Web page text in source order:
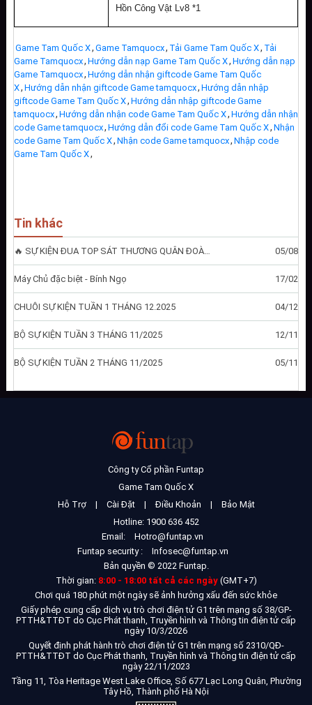
Hồn Công Vật Lv8 *1
Game Tam Quốc X, Game Tamquocx, Tải Game Tam Quốc X, Tải
Game Tamquocx, Hướng dẫn nạp Game Tam Quốc X, Hướng dẫn nạp
Game Tamquocx, Hướng dẫn nhận giftcode Game Tam Quốc
X, Hướng dẫn nhận giftcode Game tamquocx, Hướng dẫn nhập
giftcode Game Tam Quốc X, Hướng dẫn nhập giftcode Game
tamquocx, Hướng dẫn nhận code Game Tam Quốc X, Hướng dẫn nhận
code Game tamquocx, Hướng dẫn đổi code Game Tam Quốc X, Nhận
code Game Tam Quốc X, Nhận code Game tamquocx, Nhập code
Game Tam Quốc X,
Tin khác
🔥 SỰ KIỆN ĐUA TOP SÁT THƯƠNG QUÂN ĐOÀN 6/8 — TAM QUỐC X 🔥 05/08
Máy Chủ đặc biệt - Bính Ngọ 17/02
CHUỖI SỰ KIỆN TUẦN 1 THÁNG 12.2025 04/12
BỘ SỰ KIỆN TUẦN 3 THÁNG 11/2025 12/11
BỘ SỰ KIỆN TUẦN 2 THÁNG 11/2025 05/11
Công ty Cổ phần Funtap
Game Tam Quốc X
Hỗ Trợ
| Cài Đặt | Điều Khoản |
Bảo Mật
Hotline: 1900 636 452
Email:
Hotro@funtap.vn
Funtap security :
Infosec@funtap.vn
Bản quyền © 2022 Funtap.
Thời gian: 8:00 - 18:00 tất cả các ngày(GMT+7)
Chơi quá 180 phút một ngày sẽ ảnh hưởng xấu đến sức khỏe
Giấy phép cung cấp dịch vụ trò chơi điện tử G1 trên mạng số 38/GP-
PTTH&TTĐT do Cục Phát thanh, Truyền hình và Thông tin điện tử cấp
ngày 10/3/2026
Quyết định phát hành trò chơi điện tử G1 trên mạng số 2310/QĐ-
PTTH&TTĐT do Cục Phát thanh, Truyền hình và Thông tin điện tử cấp
ngày 22/11/2023
Tầng 11, Tòa Heritage West Lake Office, Số 677 Lạc Long Quân, Phường
Tây Hồ, Thành phố Hà Nội